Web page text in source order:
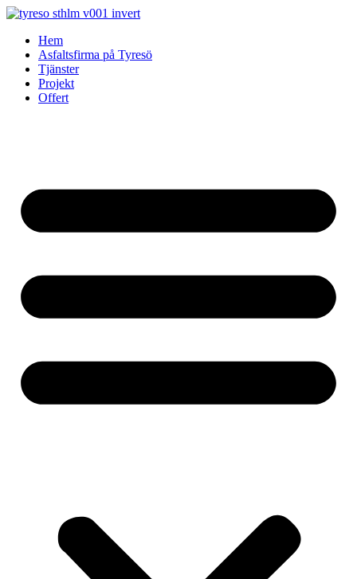
Skip
contentHem
Asfaltsfirma på Tyresö
Tjänster
Projekt
Offert